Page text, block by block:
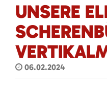
UNSERE
06.02.2024